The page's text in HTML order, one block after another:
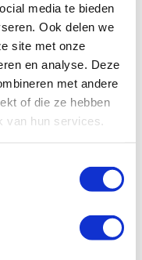
media te bieden
Ook delen we
site met onze
en analyse. Deze
met andere
of die ze hebben
van hun services.